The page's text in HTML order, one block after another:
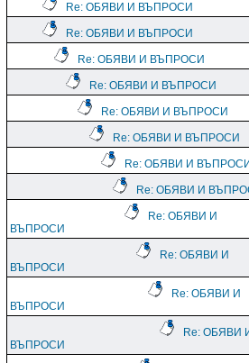
Re: ОБЯВИ И ВЪПРОСИ
Re: ОБЯВИ И ВЪПРОСИ
Re: ОБЯВИ И ВЪПРОСИ
Re: ОБЯВИ И ВЪПРОСИ
Re: ОБЯВИ И ВЪПРОСИ
Re: ОБЯВИ И ВЪПРОСИ
Re: ОБЯВИ И
Re: ОБЯВИ И
Re: ОБЯВИ И
ВЪПРОСИ
Re: ОБЯВИ И
ВЪПРОСИ
Re: ОБЯВИ И
ВЪПРОСИ
Re: ОБЯВИ
ВЪПРОСИ